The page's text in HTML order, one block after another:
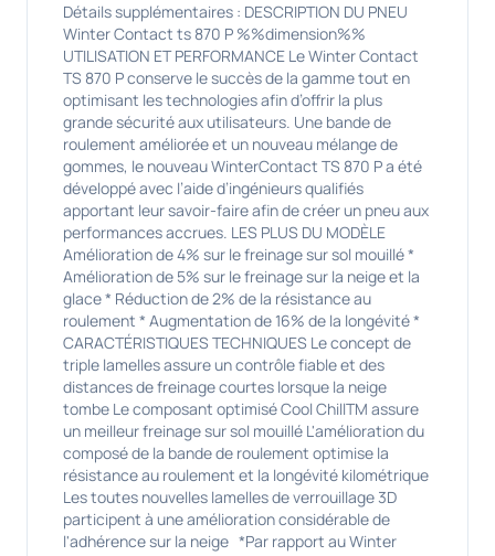
Détails supplémentaires : DESCRIPTION DU PNEU
Winter Contact ts 870 P %%dimension%%
UTILISATION ET PERFORMANCE Le Winter Contact
TS 870 P conserve le succès de la gamme tout en
optimisant les technologies afin d’offrir la plus
grande sécurité aux utilisateurs. Une bande de
roulement améliorée et un nouveau mélange de
gommes, le nouveau WinterContact TS 870 P a été
développé avec l’aide d’ingénieurs qualifiés
apportant leur savoir-faire afin de créer un pneu aux
performances accrues. LES PLUS DU MODÈLE
Amélioration de 4% sur le freinage sur sol mouillé *
Amélioration de 5% sur le freinage sur la neige et la
glace * Réduction de 2% de la résistance au
roulement * Augmentation de 16% de la longévité *
CARACTÉRISTIQUES TECHNIQUES Le concept de
triple lamelles assure un contrôle fiable et des
distances de freinage courtes lorsque la neige
tombe Le composant optimisé Cool ChillTM assure
un meilleur freinage sur sol mouillé L'amélioration du
composé de la bande de roulement optimise la
résistance au roulement et la longévité kilométrique
Les toutes nouvelles lamelles de verrouillage 3D
participent à une amélioration considérable de
l'adhérence sur la neige *Par rapport au Winter